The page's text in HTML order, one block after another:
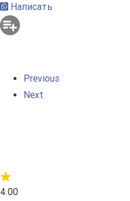
Написать
Previous
Next
4.00